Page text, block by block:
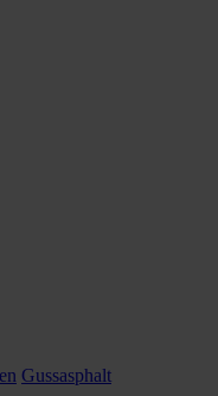
Gussasphalt